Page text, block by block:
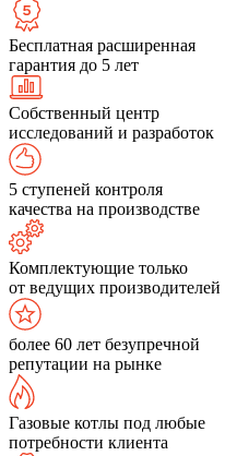
Бесплатная расширенная
гарантия до 5 лет
Собственный центр
исследований и разработок
5 ступеней контроля
качества на производстве
Комплектующие только
от ведущих производителей
более 60 лет безупречной
репутации на рынке
Газовые котлы под любые
потребности клиента